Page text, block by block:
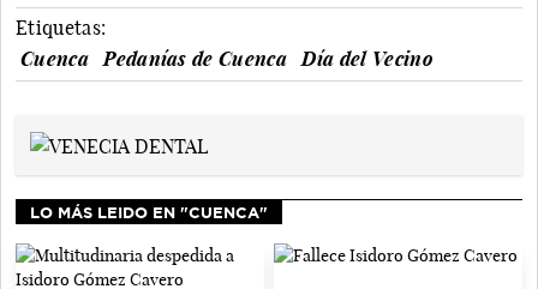
Etiquetas:
Cuenca
Pedanías de Cuenca Día del Vecino
LO MÁS LEIDO EN "CUENCA"